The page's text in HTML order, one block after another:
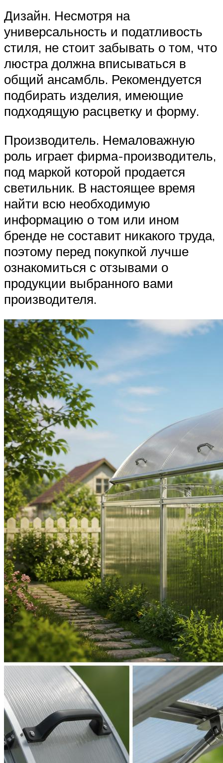
Дизайн. Несмотря на
универсальность и податливость
стиля, не стоит забывать о том, что
люстра должна вписываться в
общий ансамбль. Рекомендуется
подбирать изделия, имеющие
подходящую расцветку и форму.
Производитель. Немаловажную
роль играет фирма-производитель,
под маркой которой продается
светильник. В настоящее время
найти всю необходимую
информацию о том или ином
бренде не составит никакого труда,
поэтому перед покупкой лучше
ознакомиться с отзывами о
продукции выбранного вами
производителя.